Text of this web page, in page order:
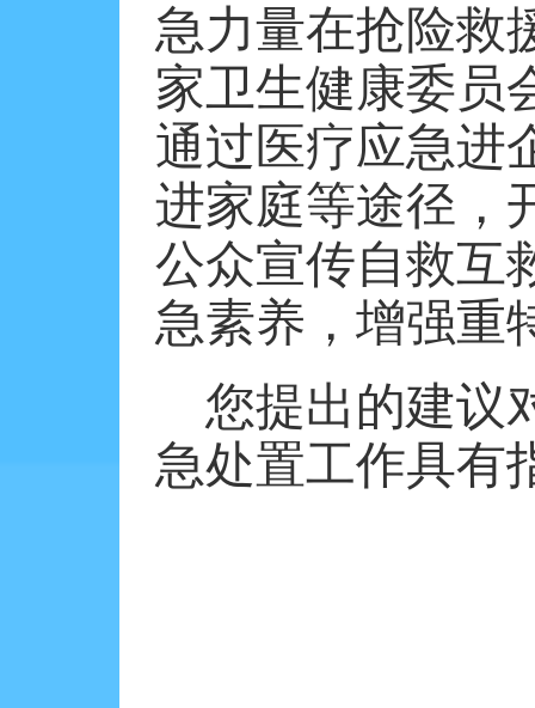
急力量在抢险救
家卫生健康委员
通过医疗应急进
进家庭等途径，
公众宣传自救互
急素养，增强重
您提出的建议
急处置工作具有